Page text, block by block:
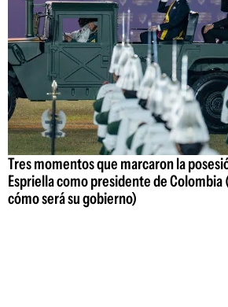
Tres momentos que marcaron la
Espriella como presidente de Colombia
cómo será su gobierno)